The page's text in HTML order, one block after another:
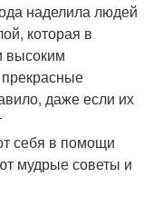
наделила людей
которая в
высоким
даже если их
себя в помощи
мудрые советы и